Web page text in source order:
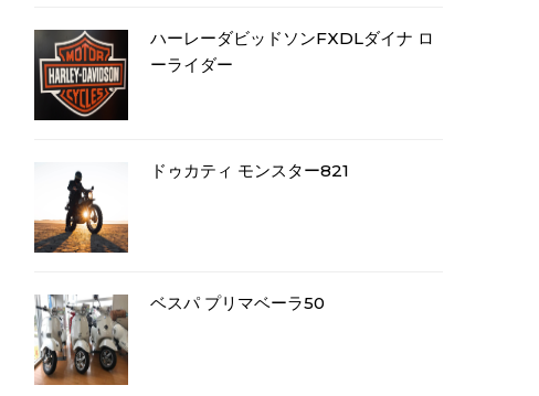
ハーレーダビッドソンFXDLダイナ ロ
ーライダー
ドゥカティ モンスター821
ベスパ プリマベーラ50